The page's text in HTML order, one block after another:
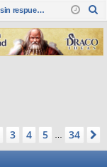
nti
fic
ar
ist
ra
rs
Temas sin respuesta
s
c
de 34
3 4 5 34